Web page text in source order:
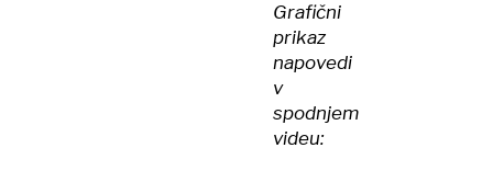
Grafični
prikaz
napovedi
v
spodnjem
videu: